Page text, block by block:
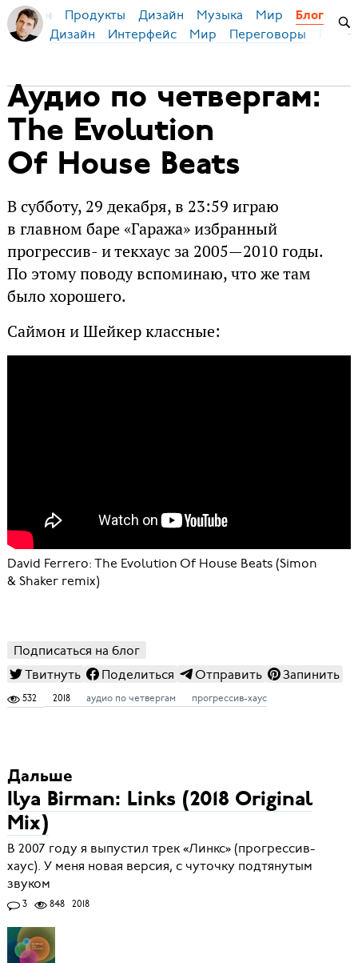
Бирман Продукты Дизайн Музыка Мир Блог
Дизайн Интерфейс Мир Переговоры
Аудио по четвергам:
The Evolution
Of House Beats
В субботу, 29 декабря, в 23:59 играю
в главном баре «Гаража» избранный
прогрессив- и текхаус за 2005—2010 годы.
По этому поводу вспоминаю, что же там
было хорошего.
Саймон и Шейкер классные:
David Ferrero: The Evolution Of House Beats (Simon
& Shaker remix)
Подписаться на блог
Твитнуть
Поделиться Отправить Запинить
532 2018 аудио по четвергам прогрессив-хаус
Дальше
Ilya Birman: Links (2018 Original
Mix)
В 2007 году я выпустил трек «Линкс» (прогрессив-
хаус). У меня новая версия, с чуточку подтянутым
звуком
3 848 2018